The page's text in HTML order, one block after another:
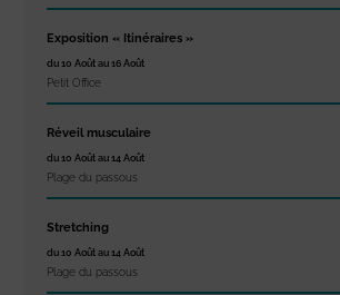
Exposition « Itinéraires »
du 10 Août au 16 Août
Petit Office
Réveil musculaire
du 10 Août au 14 Août
Plage du passous
Stretching
du 10 Août au 14 Août
Plage du passous